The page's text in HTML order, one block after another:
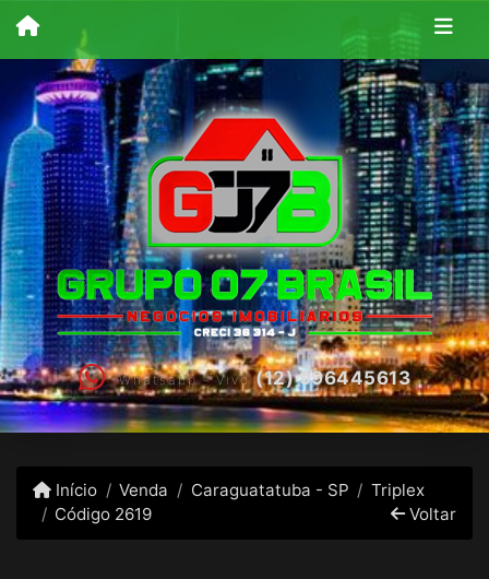
Whatsapp - Vivo(12) 996445613
Início Venda Caraguatatuba - SP
Triplex
Código 2619
Voltar